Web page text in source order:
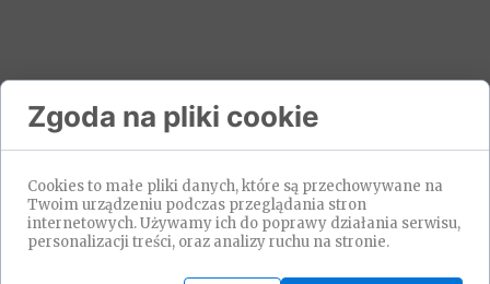
Zgoda na pliki cookie
Cookies to małe pliki danych, które są przechowywane na
Twoim urządzeniu podczas przeglądania stron
internetowych. Używamy ich do poprawy działania serwisu,
personalizacji treści, oraz analizy ruchu na stronie.